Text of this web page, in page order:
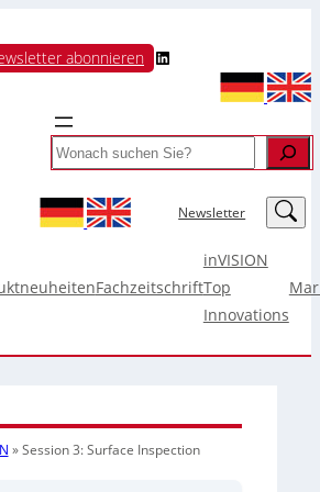
abonnieren LinkedIn
Search
Newsletter LinkedIn
Fachzeitschrift
inVISION
Top
Innovations
»Session 3: Surface Inspection